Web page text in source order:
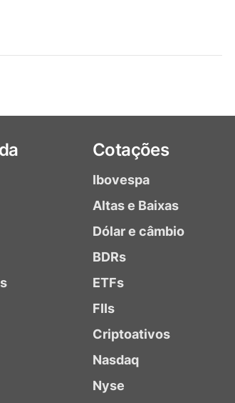
Cotações
Ibovespa
Altas e Baixas
Dólar e câmbio
BDRs
ETFs
FIIs
Criptoativos
Nasdaq
Nyse